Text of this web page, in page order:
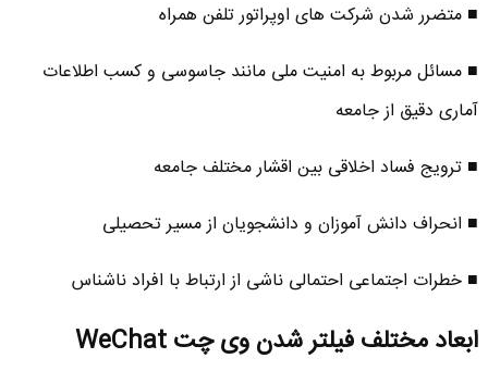
■ متضرر شدن شرکت های اوپراتور تلفن همراه
■ مسائل مربوط به امنیت ملی مانند جاسوسی و کسب اطلاعات
آماری دقیق از جامعه
■ ترویج فساد اخلاقی بین اقشار مختلف جامعه
■ انحراف دانش آموزان و دانشجویان از مسیر تحصیلی
■ خطرات اجتماعی احتمالی ناشی از ارتباط با افراد ناشناس
ابعاد مختلف فیلتر شدن وی چت WeChat